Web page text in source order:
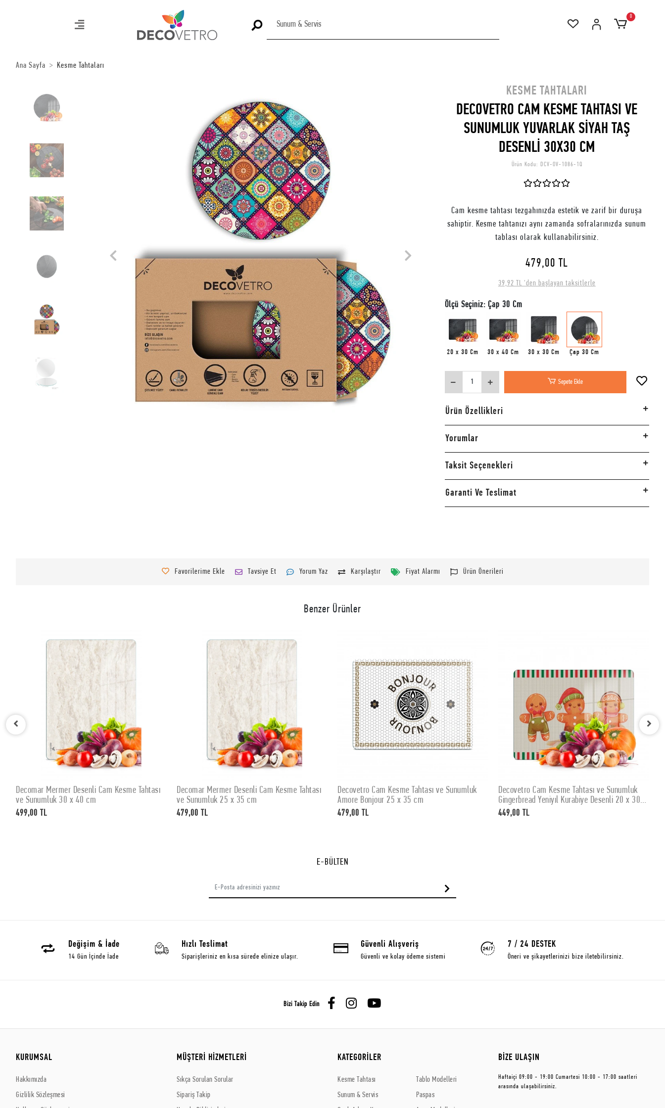
0
Ana Sayfa Kesme Tahtaları
KESME TAHTALARI
DECOVETRO CAM KESME TAHTASI VE
SUNUMLUK YUVARLAK SİYAH TAŞ
DESENLİ 30X30 CM
Ürün Kodu: DCV-OV-1086-1Q
Cam kesme tahtası tezgahınızda estetik ve zarif bir duruşa
sahiptir. Kesme tahtanızı aynı zamanda sofralarınızda sunum
tablası olarak kullanabilirsiniz.
479,00 TL
39,92 TL 'den başlayan taksitlerle
Ölçü Seçiniz: Çap 30 Cm
20 x 30 Cm 30 x 40 Cm 30 x 30 Cm Çap 30 Cm
Sepete Ekle
Ürün Özellikleri
Yorumlar
Taksit Seçenekleri
Garanti Ve Teslimat
Favorilerime Ekle Tavsiye Et Yorum Yaz Karşılaştır Fiyat Alarmı Ürün Önerileri
Benzer Ürünler
SEPETE EKLE
Decomar Mermer Desenli Cam Kesme Tahtası
ve Sunumluk 30 x 40 cm
499,00 TL
SEPETE EKLE
Decomar Mermer Desenli Cam Kesme Tahtası
ve Sunumluk 25 x 35 cm
479,00 TL
SEPETE EKLE
Decovetro Cam Kesme Tahtası ve Sunumluk
Amore Bonjour 25 x 35 cm
479,00 TL
SEPETE EKLE
Decovetro Cam Kesme Tahtası ve Sunumluk
Gingerbread Yeniyıl Kurabiye Desenli 20 x 30
cm
449,00 TL
E-BÜLTEN
Değişim & İade
14 Gün İçinde İade
Hızlı Teslimat
Siparişleriniz en kısa sürede elinize ulaşır.
Güvenli Alışveriş
Güvenli ve kolay ödeme sistemi
7 / 24 DESTEK
Öneri ve şikayetlerinizi bize iletebilirsiniz.
Bizi Takip Edin
KURUMSAL
Hakkımızda
Gizlilik Sözleşmesi
MÜŞTERİ HİZMETLERİ
Sıkça Sorulan Sorular
Sipariş Takip
KATEGORİLER
Kesme Tahtası
Sunum & Servis
Tablo Modelleri
Paspas
BİZE ULAŞIN
Haftaiçi 09:00 - 19:00 Cumartesi 10:00 - 17:00 saatleri
arasında ulaşabilirsiniz.